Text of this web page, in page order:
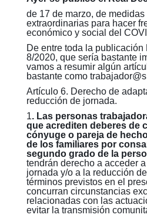
de 17 de marzo, de medidas
extraordinarias para hacer
económico y social del
De entre toda la publicación
8/2020, que sería bastante
vamos a resumir algún
bastante como
Artículo 6. Derecho de
reducción de jornada.
1. Las personas
que acrediten deberes de
cónyuge o pareja de
de los familiares por
segundo grado de la
tendrán derecho a acceder
jornada y/o a la reducción
términos previstos en el
concurran circunstancias
relacionadas con las
evitar la transmisión